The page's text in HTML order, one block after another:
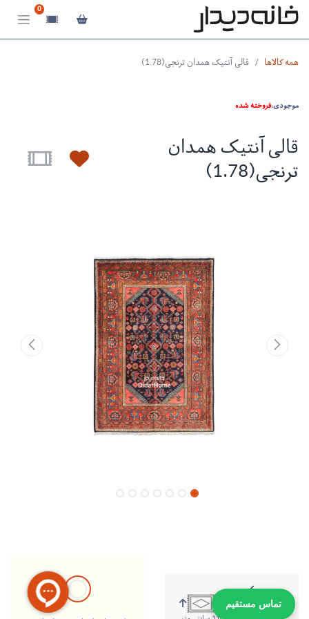
0
همه کالاها قالی آنتیک همدان ترنجی(1.78)
موجودی:فروخته شده
قالی آنتیک همدان
ترنجی(1.78)
تماس مستقیم